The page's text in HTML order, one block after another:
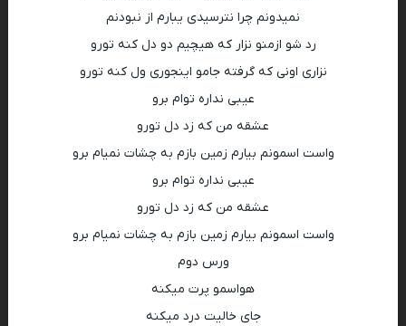
نمیدونم چرا نترسیدی یبارم از نبودنم
رد شو ازمنو نزار که هیچیم دو دل کنه تورو
نزاری اونی که گرفته جامو اینجوری ول کنه تورو
عیبی نداره توام برو
عشقه من که زد دل تورو
واست اسمونم بیارم زمین بازم به چشات نمیام برو
عیبی نداره توام برو
عشقه من که زد دل تورو
واست اسمونم بیارم زمین بازم به چشات نمیام برو
ورس دوم
هواسمو پرت میکنه
جای خالیت درد میکنه